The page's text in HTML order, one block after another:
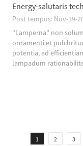
Energy-salutaris
Post tempus: Nov-19-
"Lamperna" non
ornamenti et
potentia, ad
lampadum
1 2 3